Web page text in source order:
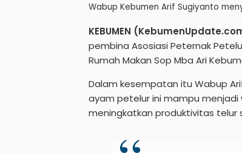
Wabup Kebumen Arif Sugiyanto
KEBUMEN
pembina Asosiasi Peternak
Rumah Makan Sop Mba Ari
Dalam kesempatan itu Wabup
ayam petelur ini mampu menjadi
meningkatkan produktivitas telur